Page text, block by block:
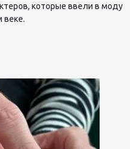
которые ввели в моду